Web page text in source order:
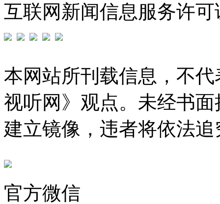
互联网新闻信息服务许可
本网站所刊载信息，不
视听网》观点。未经书
建立镜像，违者将依法
官方微信